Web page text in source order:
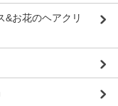
お花のヘアクリ